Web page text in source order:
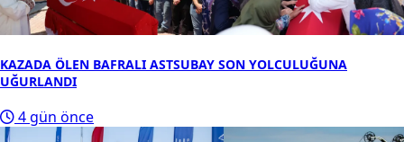
KAZADA ÖLEN BAFRALI ASTSUBAY SON YOLCULUĞUNA
UĞURLANDI
4 gün önce